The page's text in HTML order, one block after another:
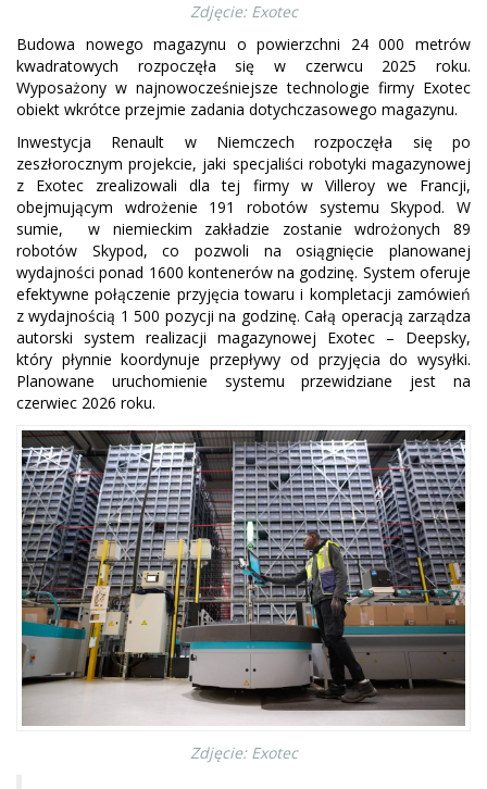
Zdjęcie: Exotec
Budowa nowego magazynu o powierzchni 24 000 metrów
kwadratowych rozpoczęła się w czerwcu 2025 roku.
Wyposażony w najnowocześniejsze technologie firmy Exotec
obiekt wkrótce przejmie zadania dotychczasowego magazynu.
Inwestycja Renault w Niemczech rozpoczęła się po
zeszłorocznym projekcie, jaki specjaliści robotyki magazynowej
z Exotec zrealizowali dla tej firmy w Villeroy we Francji,
obejmującym wdrożenie 191 robotów systemu Skypod. W
sumie, w niemieckim zakładzie zostanie wdrożonych 89
robotów Skypod, co pozwoli na osiągnięcie planowanej
wydajności ponad 1600 kontenerów na godzinę. System oferuje
efektywne połączenie przyjęcia towaru i kompletacji zamówień
z wydajnością 1 500 pozycji na godzinę. Całą operacją zarządza
autorski system realizacji magazynowej Exotec – Deepsky,
który płynnie koordynuje przepływy od przyjęcia do wysyłki.
Planowane uruchomienie systemu przewidziane jest na
czerwiec 2026 roku.
Zdjęcie: Exotec